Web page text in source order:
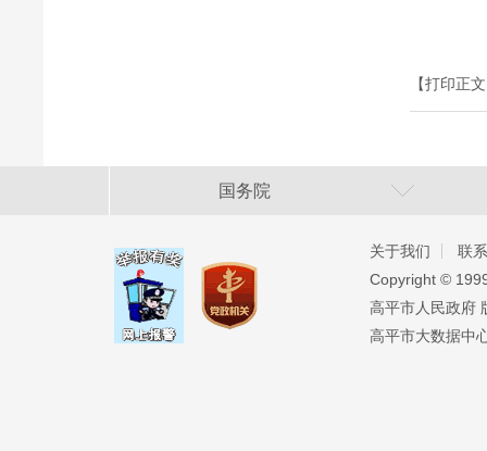
【打印正
国务院
关于我们
联
Copyright ©️
高平市人民政府
高平市大数据